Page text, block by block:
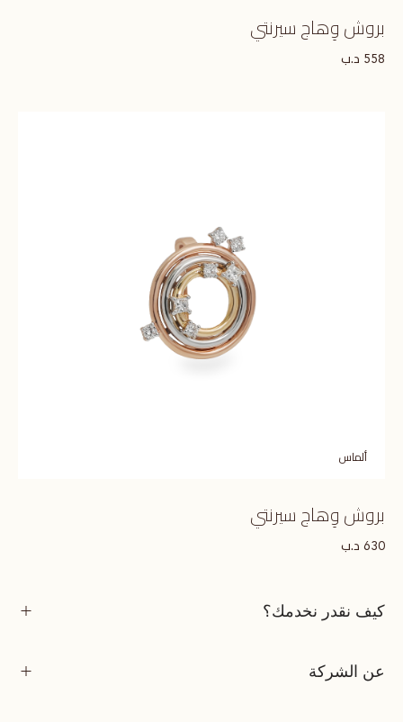
بروش وِهاج سيرنتي
558 د.ب
ألماس
بروش وِهاج سيرنتي
630 د.ب
كيف نقدر نخدمك؟
عن الشركة